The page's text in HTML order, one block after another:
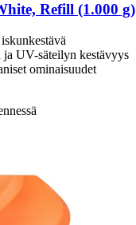
Refill (1.000 g)
UV-säteilyn kestävyys
ominaisuudet